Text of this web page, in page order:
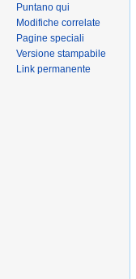
Puntano qui
Modifiche correlate
Pagine speciali
Versione stampabile
Link permanente